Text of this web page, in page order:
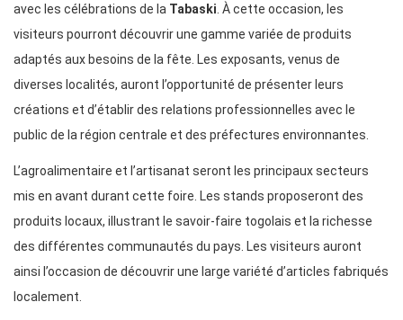
avec les célébrations de la Tabaski. À cette occasion, les
visiteurs pourront découvrir une gamme variée de produits
adaptés aux besoins de la fête. Les exposants, venus de
diverses localités, auront l’opportunité de présenter leurs
créations et d’établir des relations professionnelles avec le
public de la région centrale et des préfectures environnantes.
L’agroalimentaire et l’artisanat seront les principaux secteurs
mis en avant durant cette foire. Les stands proposeront des
produits locaux, illustrant le savoir-faire togolais et la richesse
des différentes communautés du pays. Les visiteurs auront
ainsi l’occasion de découvrir une large variété d’articles fabriqués
localement.